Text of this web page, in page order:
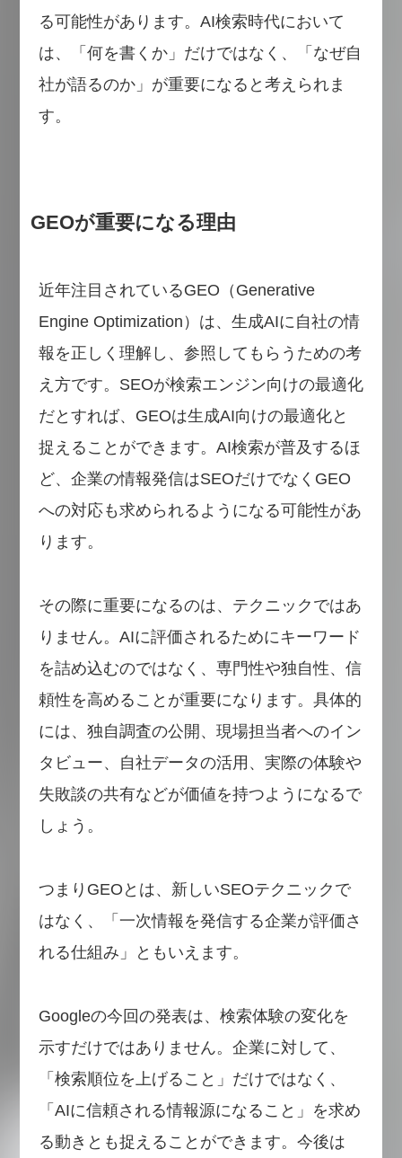
る可能性があります。AI検索時代において
は、「何を書くか」だけではなく、「なぜ自
社が語るのか」が重要になると考えられま
す。
GEOが重要になる理由
近年注目されているGEO（Generative
Engine Optimization）は、生成AIに自社の情
報を正しく理解し、参照してもらうための考
え方です。SEOが検索エンジン向けの最適化
だとすれば、GEOは生成AI向けの最適化と
捉えることができます。AI検索が普及するほ
ど、企業の情報発信はSEOだけでなくGEO
への対応も求められるようになる可能性があ
ります。
その際に重要になるのは、テクニックではあ
りません。AIに評価されるためにキーワード
を詰め込むのではなく、専門性や独自性、信
頼性を高めることが重要になります。具体的
には、独自調査の公開、現場担当者へのイン
タビュー、自社データの活用、実際の体験や
失敗談の共有などが価値を持つようになるで
しょう。
つまりGEOとは、新しいSEOテクニックで
はなく、「一次情報を発信する企業が評価さ
れる仕組み」ともいえます。
Googleの今回の発表は、検索体験の変化を
示すだけではありません。企業に対して、
「検索順位を上げること」だけではなく、
「AIに信頼される情報源になること」を求め
る動きとも捉えることができます。今後は